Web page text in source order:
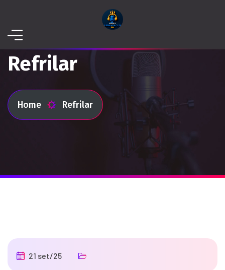
Refrilar
Home Refrilar
21 set/25